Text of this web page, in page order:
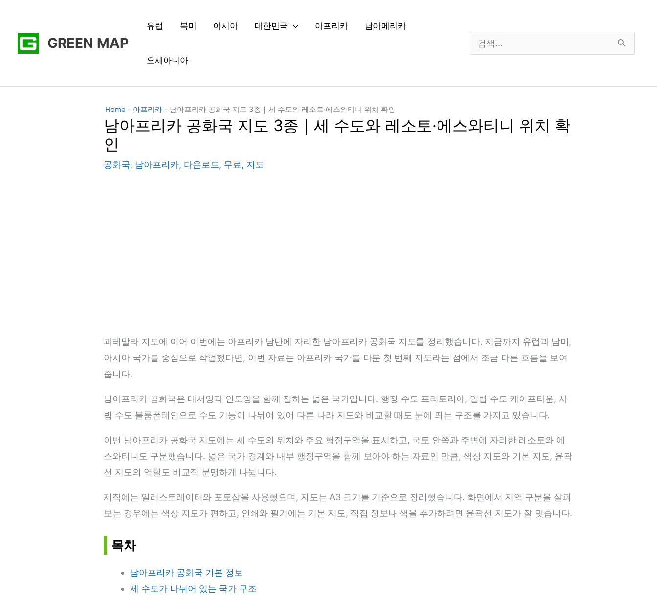
너
GREEN MAP
유럽 북미 아시아 대한민국 아프리카 남아메리카
오세아니아
색
상
Home - 아프리카 - 남아프리카 공화국 지도 3종｜세 수도와 레소토·에스와티니 위치 확인
남아프리카 공화국 지도 3종｜세 수도와 레소토·에스와티니 위치 확
인
공화국, 남아프리카, 다운로드 , 무료 , 지도
과테말라 지도에 이어 이번에는 아프리카 남단에 자리한 남아프리카 공화국 지도를 정리했습니다. 지금까지 유럽과 남미,
아시아 국가를 중심으로 작업했다면, 이번 자료는 아프리카 국가를 다룬 첫 번째 지도라는 점에서 조금 다른 흐름을 보여
줍니다.
남아프리카 공화국은 대서양과 인도양을 함께 접하는 넓은 국가입니다. 행정 수도 프리토리아, 입법 수도 케이프타운, 사
법 수도 블룸폰테인으로 수도 기능이 나뉘어 있어 다른 나라 지도와 비교할 때도 눈에 띄는 구조를 가지고 있습니다.
이번 남아프리카 공화국 지도에는 세 수도의 위치와 주요 행정구역을 표시하고, 국토 안쪽과 주변에 자리한 레소토와 에
스와티니도 구분했습니다. 넓은 국가 경계와 내부 행정구역을 함께 보아야 하는 자료인 만큼, 색상 지도와 기본 지도, 윤곽
선 지도의 역할도 비교적 분명하게 나뉩니다.
제작에는 일러스트레이터와 포토샵을 사용했으며, 지도는 A3 크기를 기준으로 정리했습니다. 화면에서 지역 구분을 살펴
보는 경우에는 색상 지도가 편하고, 인쇄와 필기에는 기본 지도, 직접 정보나 색을 추가하려면 윤곽선 지도가 잘 맞습니다.
목차
남아프리카 공화국 기본 정보
세 수도가 나뉘어 있는 국가 구조